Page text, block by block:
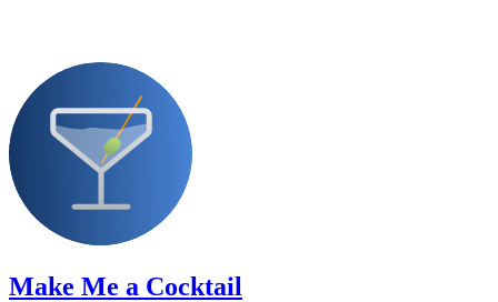
Make Me a Cocktail